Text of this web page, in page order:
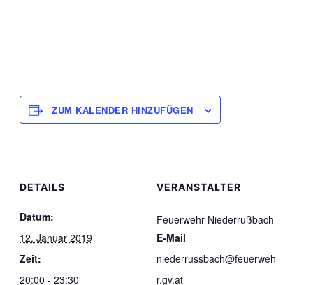
ZUM KALENDER HINZUFÜGEN
DETAILS
Datum:
12. Januar 2019
Zeit:
20:00 - 23:30
VERANSTALTER
Feuerwehr Niederrußbach
E-Mail
niederrussbach@feuerweh
r.gv.at